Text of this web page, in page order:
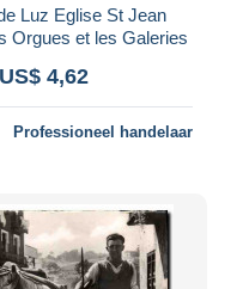
Luz Eglise St Jean
Orgues et les Galeries
4,62
Professioneel handelaar